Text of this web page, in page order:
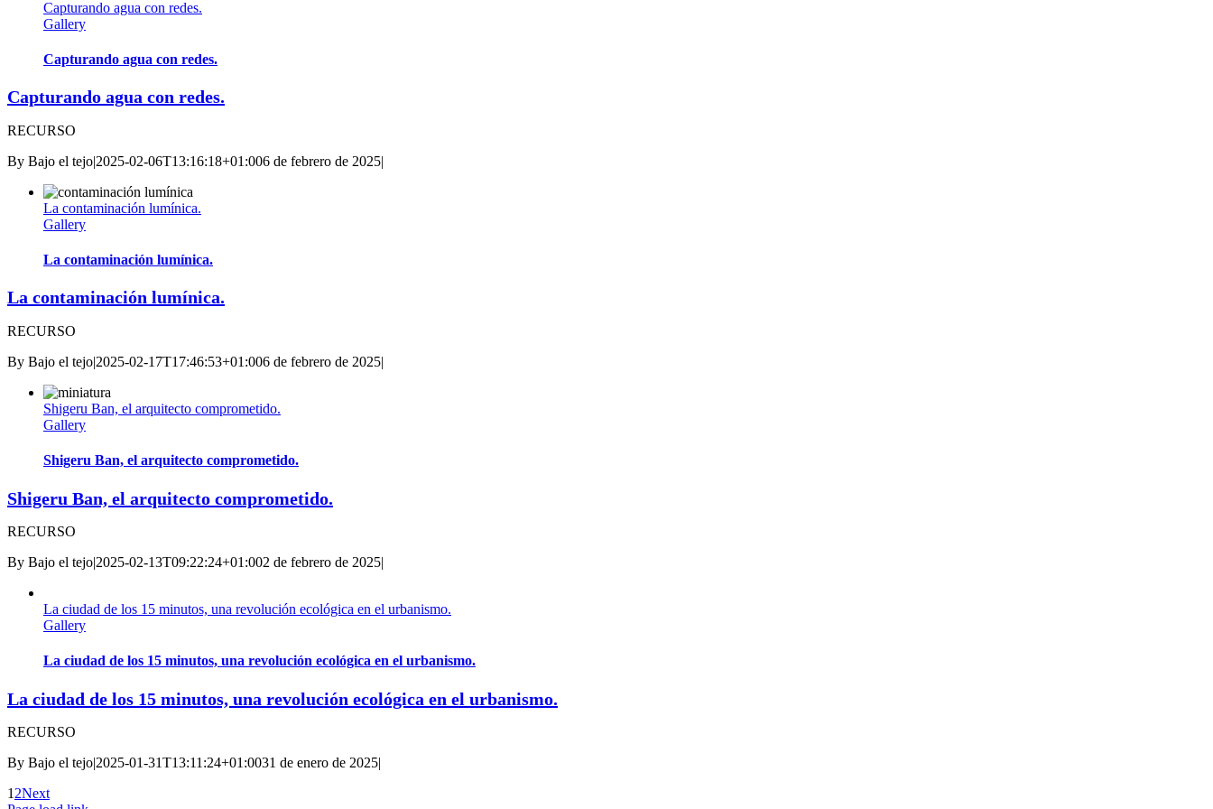
Capturando agua con redes.
Gallery
Capturando agua con redes.
Capturando agua con redes.
RECURSO
By Bajo el tejo|2025-02-06T13:16:18+01:006 de febrero de 2025|
La contaminación lumínica.
Gallery
La contaminación lumínica.
La contaminación lumínica.
RECURSO
By Bajo el tejo|2025-02-17T17:46:53+01:006 de febrero de 2025|
Shigeru Ban, el arquitecto comprometido.
Gallery
Shigeru Ban, el arquitecto comprometido.
Shigeru Ban, el arquitecto comprometido.
RECURSO
By Bajo el tejo|2025-02-13T09:22:24+01:002 de febrero de 2025|
La ciudad de los 15 minutos, una revolución ecológica en el urbanismo.
Gallery
La ciudad de los 15 minutos, una revolución ecológica en el urbanismo.
La ciudad de los 15 minutos, una revolución ecológica en el urbanismo.
RECURSO
By Bajo el tejo|2025-01-31T13:11:24+01:0031 de enero de 2025|
1 2Next